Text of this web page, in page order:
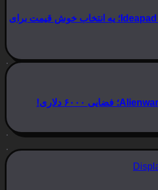
بررسی لپ‌تاپ لنوو Ideapad Pro 5؛ یه انتخاب خوش قیمت برای